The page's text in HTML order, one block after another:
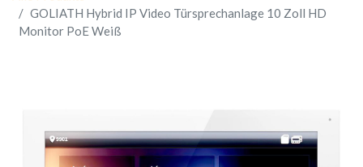
GOLIATH Hybrid IP Video Türsprechanlage 10 Zoll HD
Monitor PoE Weiß